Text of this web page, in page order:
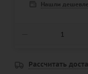
Нашли
Рассчитать